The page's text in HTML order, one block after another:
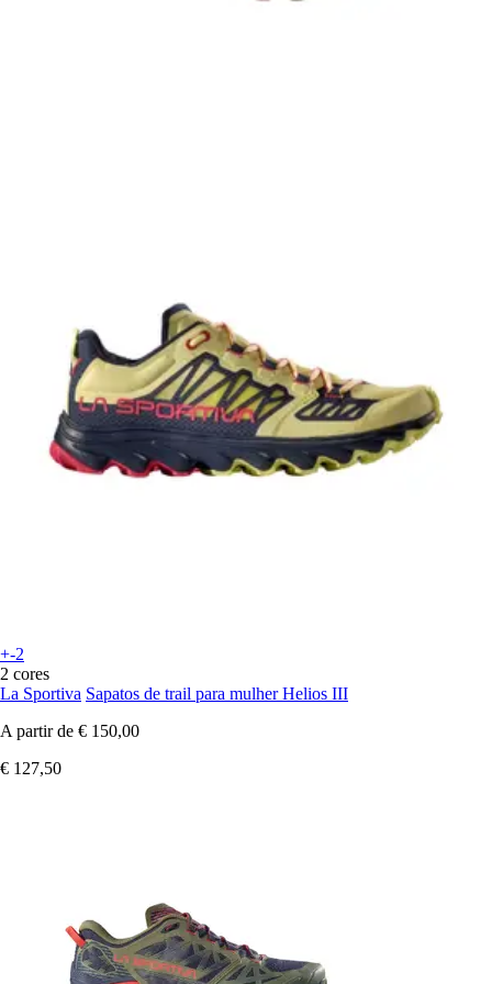
+-2
2 cores
La Sportiva Sapatos de trail para mulher Helios III
A partir de € 150,00
€ 127,50